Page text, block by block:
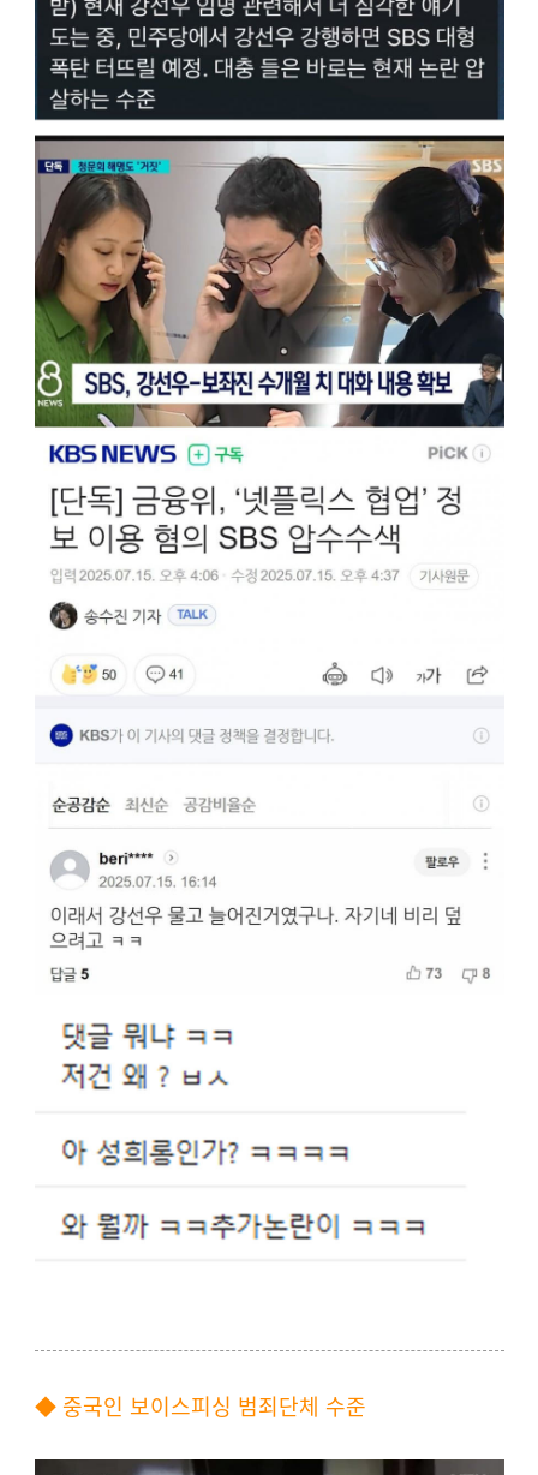
◆ 중국인 보이스피싱 범죄단체 수준